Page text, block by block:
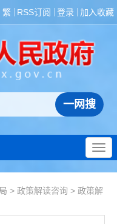
繁 RSS订阅 登录 加入收藏
> 政策解读咨询 > 政策解